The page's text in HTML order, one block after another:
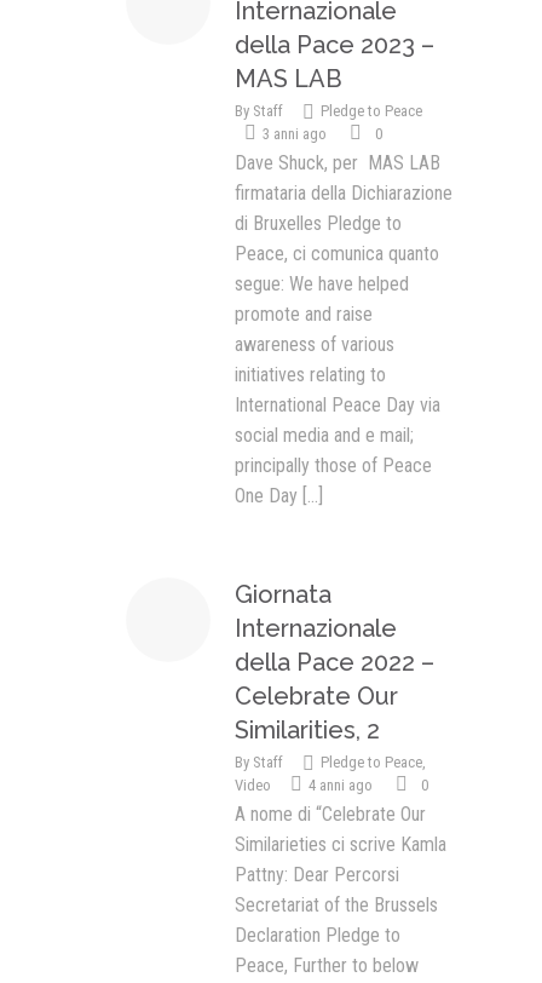
Internazionale
della Pace 2023 –
MAS LAB
By Staff
Pledge to Peace
3 anni ago
0
Dave Shuck, per MAS LAB
firmataria della Dichiarazione
di Bruxelles Pledge to
Peace, ci comunica quanto
segue: We have helped
promote and raise
awareness of various
initiatives relating to
International Peace Day via
social media and e mail;
principally those of Peace
One Day [...]
Giornata
Internazionale
della Pace 2022 –
Celebrate Our
Similarities, 2
By Staff Pledge to Peace,
Video
4 anni ago 0
A nome di “Celebrate Our
Similarieties ci scrive Kamla
Pattny: Dear Percorsi
Secretariat of the Brussels
Declaration Pledge to
Peace, Further to below